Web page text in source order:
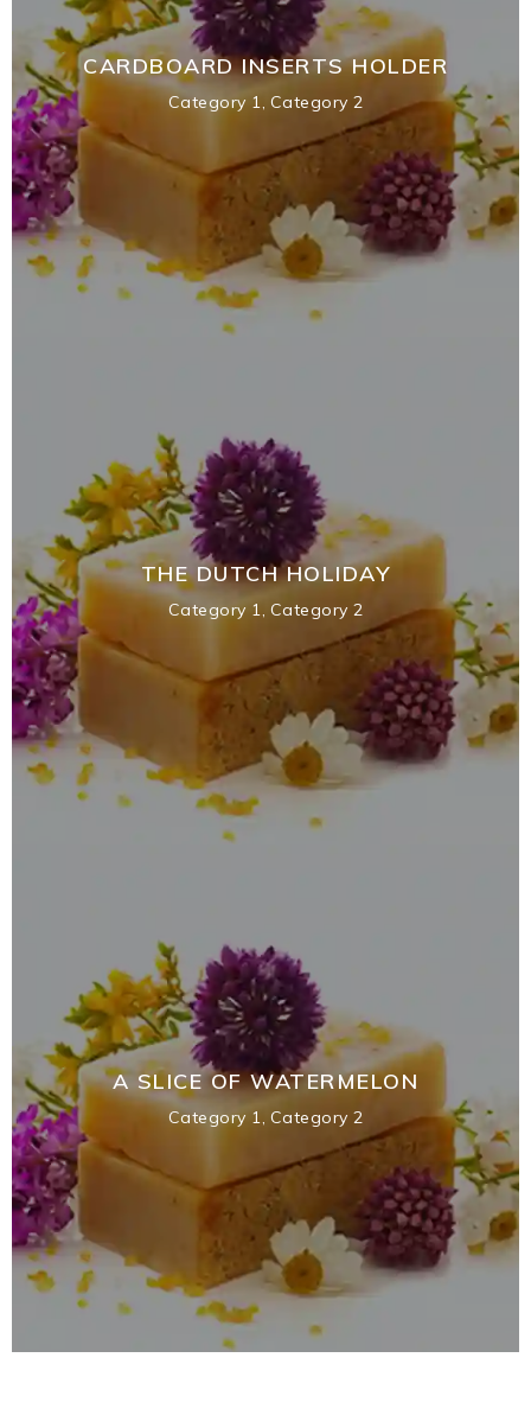
CARDBOARD INSERTS HOLDER
Category 1, Category 2
THE DUTCH HOLIDAY
Category 1, Category 2
A SLICE OF WATERMELON
Category 1, Category 2